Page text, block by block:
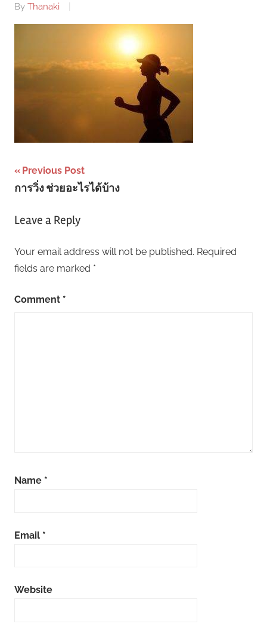
By Thanaki
Post
navigation
Previous Post
การวิ่ง ช่วยอะไรได้บ้าง
Leave a Reply
Your email address will not be published. Required
fields are marked *
Comment *
Name *
Email *
Website